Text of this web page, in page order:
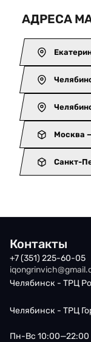
АДРЕСА
Москва
Санкт-
Контакты
+7 (351) 225-60-05
Челябинск - ТРЦ
Челябинск - ТРЦ
Пн-Вс 10:00—22:00